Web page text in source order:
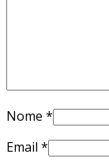
Nome *
Email *